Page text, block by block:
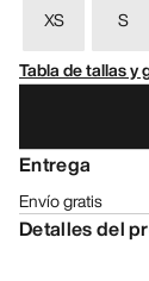
XS S
Tabla de tallas y
Entrega
Envío gratis
Detalles del